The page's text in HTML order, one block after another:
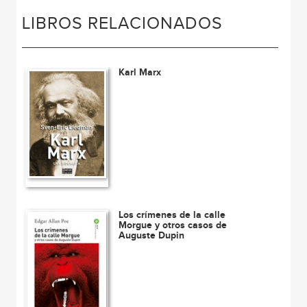
LIBROS RELACIONADOS
Karl Marx
Los crímenes de la calle
Morgue y otros casos de
Auguste Dupin